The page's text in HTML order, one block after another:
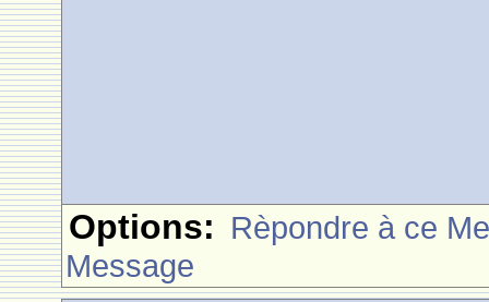
Options: Rèpondre à ce
Message